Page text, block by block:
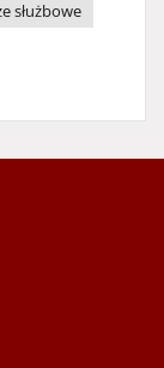
służbowe